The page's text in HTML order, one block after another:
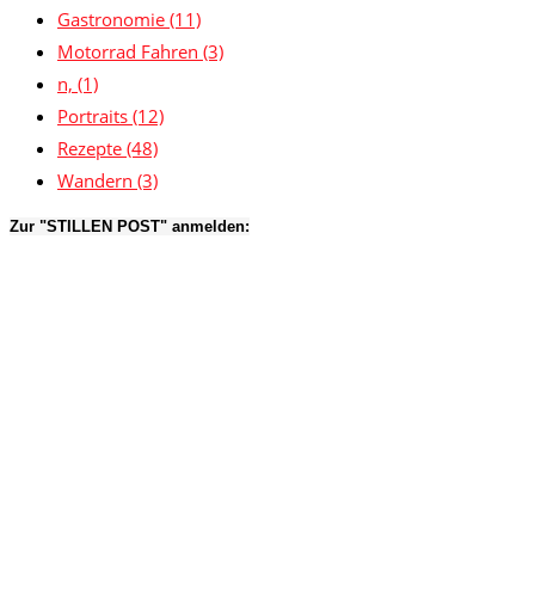
Gastronomie (11)
Motorrad Fahren (3)
n, (1)
Portraits (12)
Rezepte (48)
Wandern (3)
Zur "STILLEN POST" anmelden: